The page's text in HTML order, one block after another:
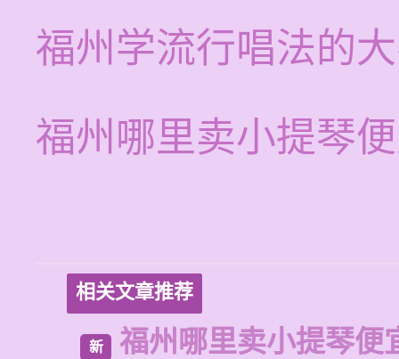
福州学流行唱法的
福州哪里卖小提琴
相关文章推荐
新 福州哪里卖小提琴便